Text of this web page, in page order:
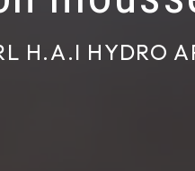
H.A.I HYDRO